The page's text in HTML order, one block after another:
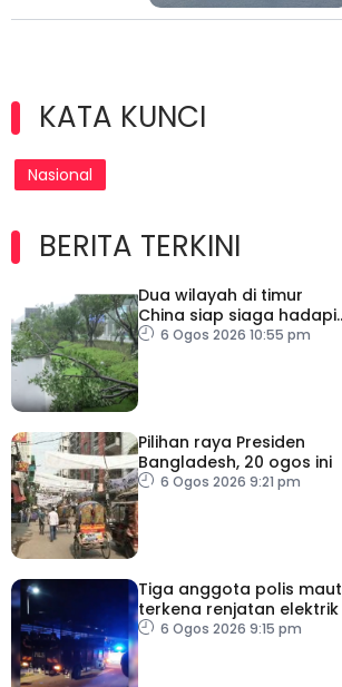
KATA KUNCI
Nasional
BERITA TERKINI
Dua wilayah di timur
China siap siaga hadapi
taufan Dolphin
6 Ogos 2026 10:55 pm
Pilihan raya Presiden
Bangladesh, 20 ogos ini
6 Ogos 2026 9:21 pm
Tiga anggota polis maut
terkena renjatan elektrik
6 Ogos 2026 9:15 pm